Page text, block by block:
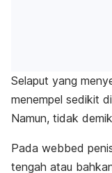
Selaput yang
menempel sedikit
Namun, tidak
Pada webbed
tengah atau